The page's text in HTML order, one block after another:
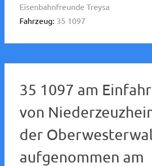
Eisenbahnfreunde Treysa
Fahrzeug: 35 1097
35 1097 am
von
der
aufgenommen am